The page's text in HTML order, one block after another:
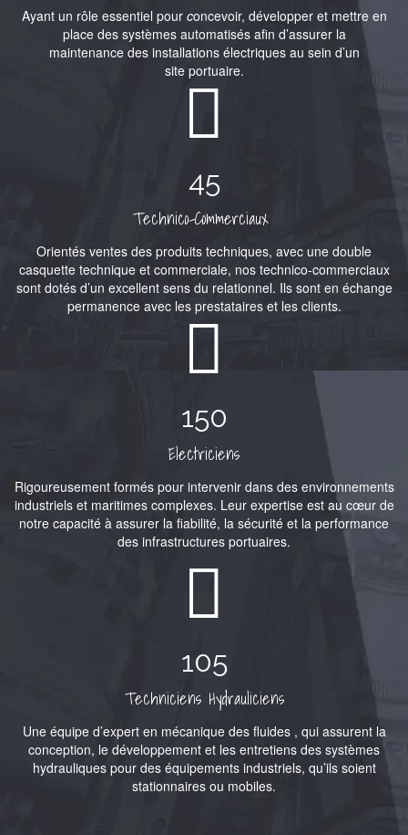
Ayant un rôle essentiel pour concevoir, développer et mettre en
place des systèmes automatisés afin d’assurer la
maintenance des installations électriques au sein d’un
site portuaire.
45
Technico-Commerciaux
Orientés ventes des produits techniques, avec une double
casquette technique et commerciale, nos technico-commerciaux
sont dotés d’un excellent sens du relationnel. Ils sont en échange
permanence avec les prestataires et les clients.
150
Electriciens
Rigoureusement formés pour intervenir dans des environnements
industriels et maritimes complexes. Leur expertise est au cœur de
notre capacité à assurer la fiabilité, la sécurité et la performance
des infrastructures portuaires.
105
Techniciens Hydrauliciens
Une équipe d’expert en mécanique des fluides , qui assurent la
conception, le développement et les entretiens des systèmes
hydrauliques pour des équipements industriels, qu’ils soient
stationnaires ou mobiles.